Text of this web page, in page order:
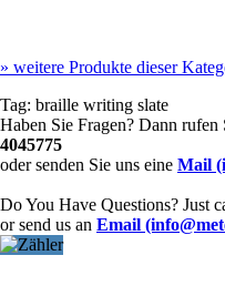
» weitere Produkte dieser
Tag: braille writing slate
Haben Sie Fragen? Dann rufen
4045775
oder senden Sie uns eine Mail
Do You Have Questions? Just
or send us an Email